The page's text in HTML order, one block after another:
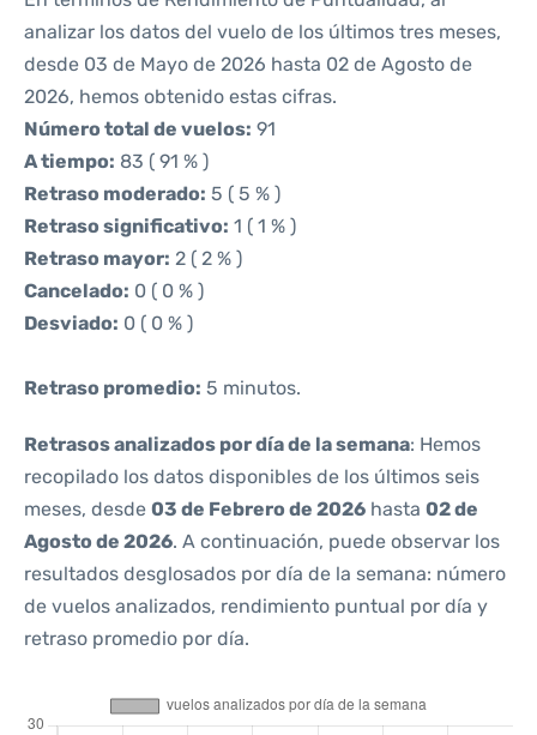
analizar los datos del vuelo de los últimos tres meses,
desde 03 de Mayo de 2026 hasta 02 de Agosto de
2026, hemos obtenido estas cifras.
Número total de vuelos: 91
A tiempo: 83 ( 91 % )
Retraso moderado: 5 ( 5 % )
Retraso significativo: 1 ( 1 % )
Retraso mayor: 2 ( 2 % )
Cancelado: 0 ( 0 % )
Desviado: 0 ( 0 % )
Retraso promedio: 5 minutos.
Retrasos analizados por día de la semana: Hemos
recopilado los datos disponibles de los últimos seis
meses, desde 03 de Febrero de 2026 hasta 02 de
Agosto de 2026. A continuación, puede observar los
resultados desglosados por día de la semana: número
de vuelos analizados, rendimiento puntual por día y
retraso promedio por día.